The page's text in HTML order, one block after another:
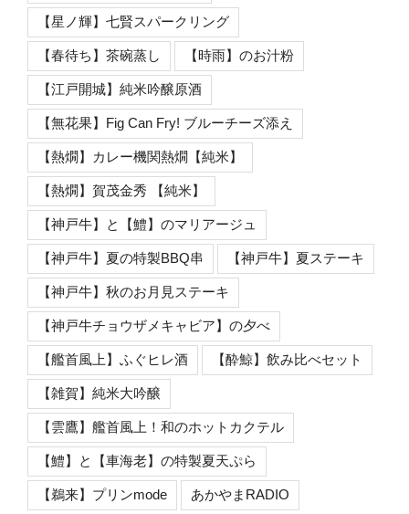
【星ノ輝】七賢スパークリング
【春待ち】茶碗蒸し 【時雨】のお汁粉
【江戸開城】純米吟醸原酒
【無花果】Fig Can Fry! ブルーチーズ添え
【熱燗】カレー機関熱燗【純米】
【熱燗】賀茂金秀 【純米】
【神戸牛】と【鱧】のマリアージュ
【神戸牛】夏の特製BBQ串 【神戸牛】夏ステーキ
【神戸牛】秋のお月見ステーキ
【神戸牛チョウザメキャビア】の夕べ
【艦首風上】ふぐヒレ酒 【酔鯨】飲み比べセット
【雑賀】純米大吟醸
【雲鷹】艦首風上！和のホットカクテル
【鱧】と【車海老】の特製夏天ぷら
【鵜来】プリンmode あかやまRADIO